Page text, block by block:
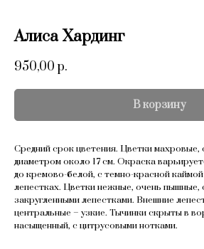
Алиса Хардинг
950,00 р.
В корзину
Средний срок цветения. Цветки махровые,
диаметром около 17 см. Окраска
до кремово-белой, с темно-красной
лепестках. Цветки нежные, очень пышные,
закругленными лепестками. Внешние
центральные – узкие. Тычинки скрыты в
насыщенный, с цитрусовыми нотками.